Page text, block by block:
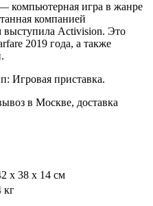
компьютерная игра в жанре
компанией
выступила Activision. Это
2019 года, а также
Игровая приставка.
в Москве, доставка
x 38 x 14 см
кг